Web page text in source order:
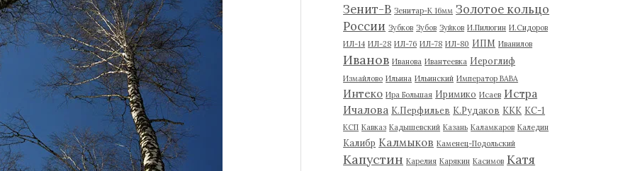
Зенит-В Зенитар-К 16мм Золотое кольцо
России Зубков Зубов Зуйков И.Пилюгин И.Сидоров
ИЛ-14 ИЛ-28 ИЛ-76 ИЛ-78 ИЛ-80 ИПМ Иванилов
Иванов Иванова Ивантеевка Иероглиф
Измайлово Ильина Ильинский Император ВАВА
Интеко Ира Большая Иримико Исаев Истра
Ичалова К.Перфильев К.Рудаков ККК КС-1
КСП Кавказ Кадышевский Казань Каламкаров Каледин
Калибр Калмыков Каменец-Подольский
Капустин Карелия Карякин Касимов Катя